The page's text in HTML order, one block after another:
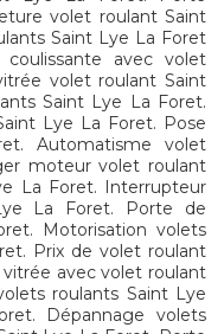
volet roulant Saint
Saint Lye La Foret
avec volet
volet roulant Saint
Saint Lye La Foret.
Lye La Foret. Pose
Automatisme volet
moteur volet roulant
La Foret. Interrupteur
La Foret. Porte de
Motorisation volets
Prix de volet roulant
avec volet roulant
roulants Saint Lye
Dépannage volets